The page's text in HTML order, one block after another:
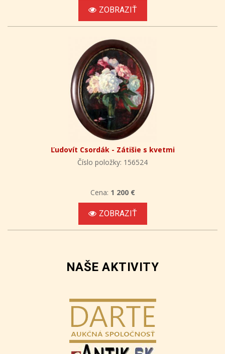
ZOBRAZIŤ
Ľudovít Csordák - Zátišie s kvetmi
Číslo položky: 156524
Cena: 1 200 €
ZOBRAZIŤ
NAŠE AKTIVITY